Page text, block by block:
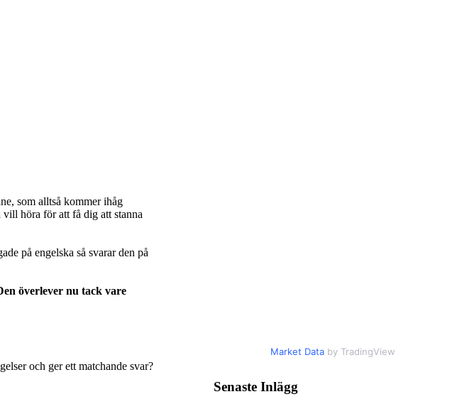
som alltså kommer ihåg
höra för att få dig att stanna
på engelska så svarar den på
överlever nu tack vare
och ger ett matchande svar?
Market Data by TradingView
Senaste Inlägg